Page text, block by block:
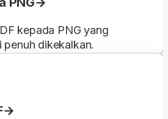
kepada PNG yang
penuh dikekalkan.